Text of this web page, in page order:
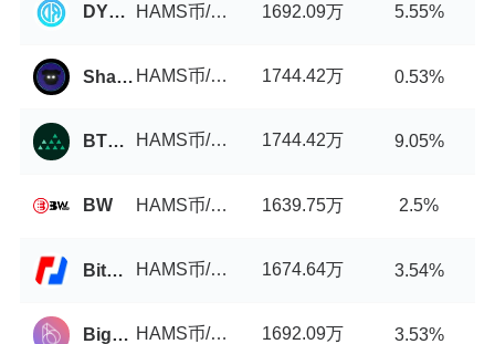
DYORSwap HAMS币/USDT 1692.09万 5.55%
ShadowSwap HAMS币/USDT 1744.42万 0.53%
BTCMarkets HAMS币/USDT 1744.42万 9.05%
BW HAMS币/USDT 1639.75万 2.5%
BitMEX HAMS币/USDT 1674.64万 3.54%
BigONE HAMS币/USDT 1692.09万 3.53%